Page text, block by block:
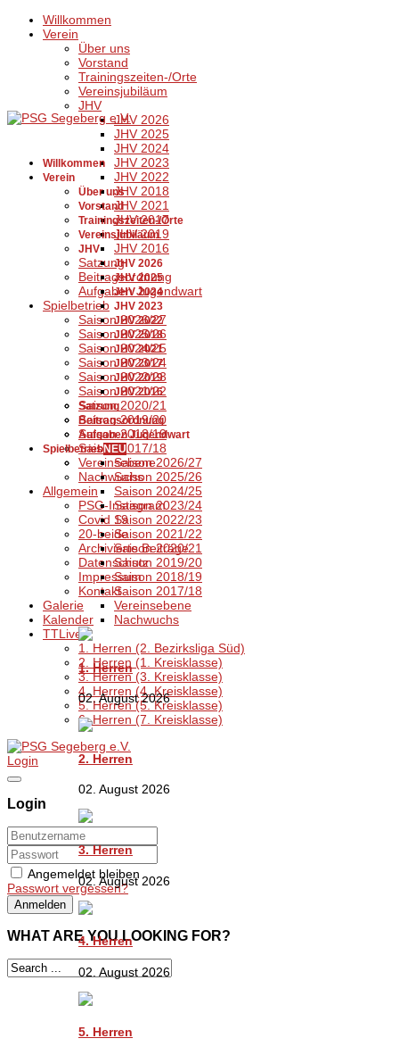
Willkommen
Verein
Über uns
Vorstand
Trainingszeiten-/Orte
Vereinsjubiläum
JHV
JHV 2026
JHV 2025
JHV 2024
JHV 2023
JHV 2022
JHV 2018
JHV 2021
JHV 2017
JHV 2019
JHV 2016
Satzung
Beitragsordnung
Aufgaben Jugendwart
Spielbetrieb
Saison 2026/27
Saison 2025/26
Saison 2024/25
Saison 2023/24
Saison 2022/23
Saison 2021/22
Saison 2020/21
Saison 2019/20
Saison 2018/19
Saison 2017/18
Vereinsebene
Nachwuchs
Allgemein
PSG-Instagram
Covid 19
20-beide
Archivierte Beiträge
Datenschutz
Impressum
Kontakt
Galerie
Kalender
TTLive
1. Herren (2. Bezirksliga Süd)
2. Herren (1. Kreisklasse)
3. Herren (3. Kreisklasse)
4. Herren (4. Kreisklasse)
5. Herren (5. Kreisklasse)
6. Herren (7. Kreisklasse)
Login
Login
Angemeldet bleiben
Passwort vergessen?
Anmelden
WHAT ARE YOU LOOKING FOR?
Willkommen
Verein
Über uns
Vorstand
Trainingszeiten-/Orte
Vereinsjubiläum
JHV
JHV 2026
JHV 2025
JHV 2024
JHV 2023
JHV 2022
JHV 2018
JHV 2021
JHV 2017
JHV 2019
JHV 2016
Satzung
Beitragsordnung
Aufgaben Jugendwart
SpielbetriebNEU
Saison 2026/27
Saison 2025/26
Saison 2024/25
Saison 2023/24
Saison 2022/23
Saison 2021/22
Saison 2020/21
Saison 2019/20
Saison 2018/19
Saison 2017/18
Vereinsebene
Nachwuchs
1. Herren
02. August 2026
2. Herren
02. August 2026
3. Herren
02. August 2026
4. Herren
02. August 2026
5. Herren